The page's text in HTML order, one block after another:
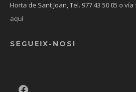
Horta de Sant Joan, Tel. 977 43 50 05 o vía
aquí
SEGUEIX-NOS!